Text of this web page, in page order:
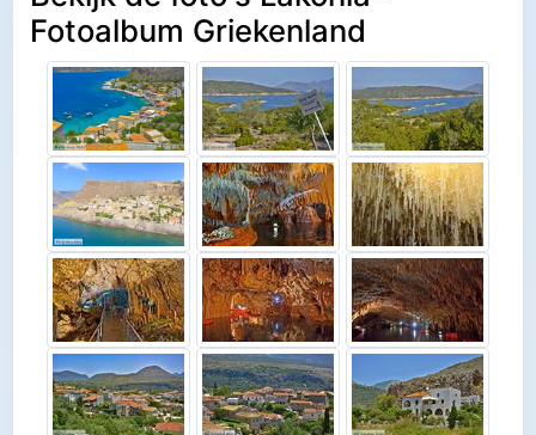
Fotoalbum Griekenland